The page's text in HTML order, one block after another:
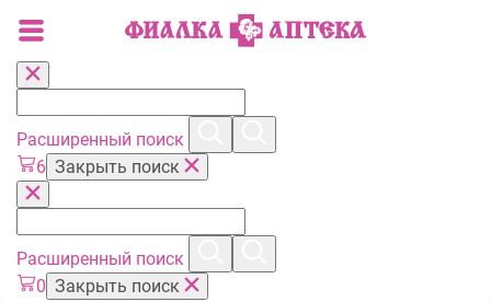
Расширенный поиск
6 Закрыть поиск
Расширенный поиск
0 Закрыть поиск